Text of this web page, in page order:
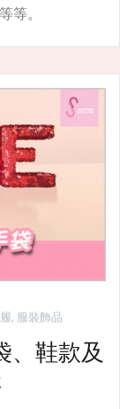
等。
, 服裝飾品
、鞋款及